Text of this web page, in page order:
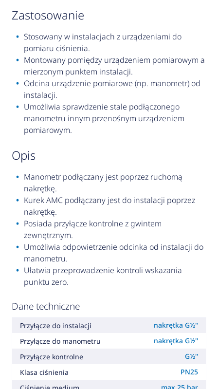
zastosowanie
Stosowany w instalacjach z urządzeniami do
pomiaru ciśnienia.
Montowany pomiędzy urządzeniem pomiarowym a
mierzonym punktem instalacji.
Odcina urządzenie pomiarowe (np. manometr) od
instalacji.
Umożliwia sprawdzenie stale podłączonego
manometru innym przenośnym urządzeniem
pomiarowym.
opis
Manometr podłączany jest poprzez ruchomą
nakrętkę.
Kurek AMC podłączany jest do instalacji poprzez
nakrętkę.
Posiada przyłącze kontrolne z gwintem
zewnętrznym.
Umożliwia odpowietrzenie odcinka od instalacji do
manometru.
Ułatwia przeprowadzenie kontroli wskazania
punktu zero.
Dane techniczne
Przyłącze do instalacji
nakrętka G½"
Przyłącze do manometru
nakrętka G½''
Przyłącze kontrolne
G½''
Klasa ciśnienia
PN25